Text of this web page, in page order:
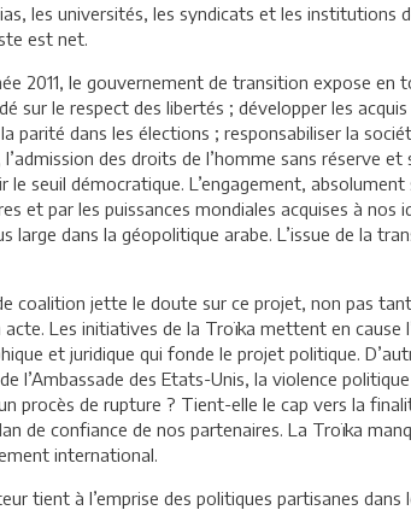
les universités, les syndicats et les
est net.
2011, le gouvernement de transition expose
sur le respect des libertés ; développer les
parité dans les élections ; responsabiliser la
l’admission des droits de l’homme sans réserve
le seuil démocratique. L’engagement,
et par les puissances mondiales acquises à nos
large dans la géopolitique arabe. L’issue de la
coalition jette le doute sur ce projet, non pas
acte. Les initiatives de la Troïka mettent en
et juridique qui fonde le projet politique.
l’Ambassade des Etats-Unis, la violence
procès de rupture ? Tient-elle le cap vers la
de confiance de nos partenaires. La Troïka
international.
tient à l’emprise des politiques partisanes dans